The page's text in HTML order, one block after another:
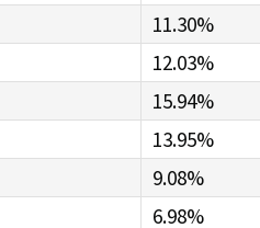
11.30%
12.03%
15.94%
13.95%
9.08%
6.98%